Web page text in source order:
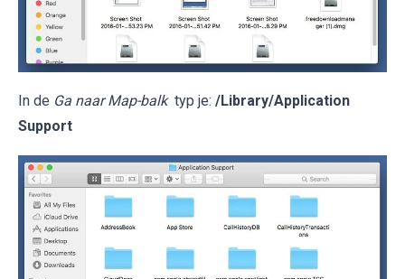
In de Ga naar Map-balk typ je: /Library/Application
Support